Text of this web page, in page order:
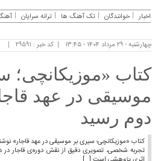
اخبار خوانندگان تک آهنگ ها ترانه سرایان
چهارشنبه - ۲۹ مرداد ۱۴۰۴ - ۱۳:۴۵ کد خبر : ۲۹۵۹۱
کتاب «موزیکانچی؛
موسیقی در عهد
دوم رسید
کتاب «موزیکانچی؛ سیری بر موسیقی در عهد قاجار»
تجربه شخصی، تصویری دقیق از نقش دوره‌ی قاجار در